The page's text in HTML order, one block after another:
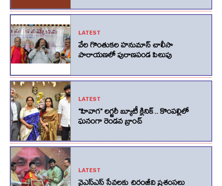
LATEST
వేల గొంతుకల హనుమాన్ చాలీసా
పారాయణలో పురాణపండ పిలుపు
LATEST
“హివాగ” లగ్జరీ బ్యూటీ క్లినిక్.. కొంపల్లిలో
ఘనంగా రెండవ బ్రాంచ్
LATEST
వైఎస్ఎస్ సేవలకు చిరంజీవి ప్రశంసలు